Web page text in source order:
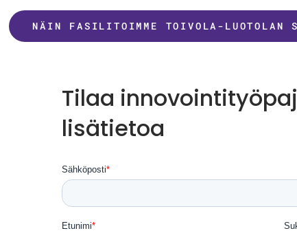
NÄIN FASILITOIMME TOIVOLA-LUOTOLAN
Tilaa
lisätietoa